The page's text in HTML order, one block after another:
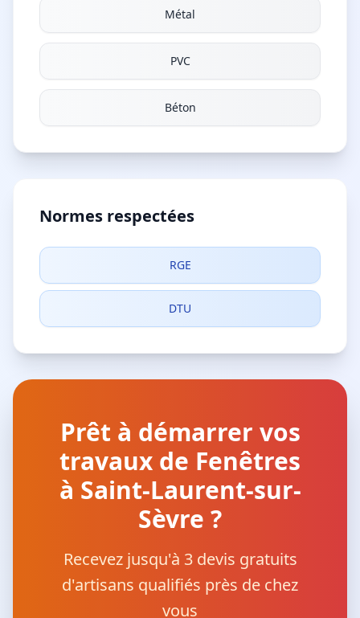
Métal
PVC
Béton
Normes respectées
RGE
DTU
Prêt à démarrer vos
travaux de Fenêtres
à Saint-Laurent-sur-
Sèvre ?
Recevez jusqu'à 3 devis gratuits
d'artisans qualifiés près de chez
vous